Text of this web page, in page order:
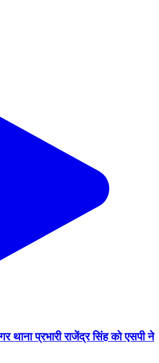
थाना प्रभारी राजेंद्र सिंह को एसपी ने